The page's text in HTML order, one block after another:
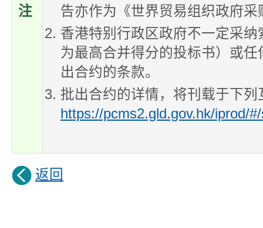
注
告亦作为《世界贸易组织政府
香港特别行政区政府不一定采
为最高合并得分的投标书）或
出合约的条款。
批出合约的详情，将刊载于下
https://pcms2.gld.gov.hk/iprod/
返回